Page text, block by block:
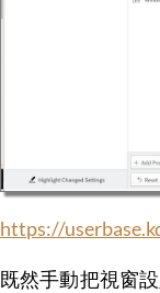
https://
既然手動把視窗